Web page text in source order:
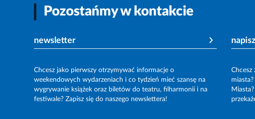
Pozostańmy w kontakcie
newsletter
Chcesz jako pierwszy otrzymywać informacje o
weekendowych wydarzeniach i co tydzień mieć szansę na
wygrywanie książek oraz biletów do teatru, filharmonii i na
festiwale? Zapisz się do naszego newslettera!
Chcesz